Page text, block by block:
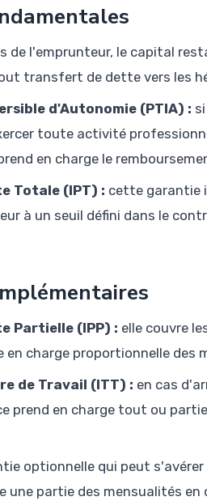
de l'emprunteur, le capital
transfert de dette vers les
d'Autonomie (PTIA) :
toute activité
en charge le
Totale (IPT) : cette garantie
à un seuil défini dans le
Partielle (IPP) : elle couvre
en charge proportionnelle des
de Travail (ITT) : en cas
prend en charge tout ou
optionnelle qui peut
une partie des mensualités